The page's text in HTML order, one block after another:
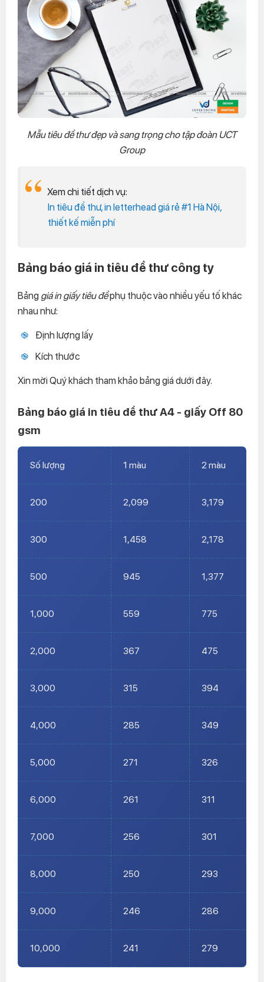
Mẫu tiêu đề thư đẹp và sang trọng cho tập đoàn UCT
Group
Xem chi tiết dịch vụ:
In tiêu đề thư, in letterhead giá rẻ #1 Hà Nội,
thiết kế miễn phí
Bảng báo giá in tiêu đề thư công ty
Bảng giá in giấy tiêu đềphụ thuộc vào nhiều yếu tố khác
nhau như:
Định lượng lấy
Kích thước
Xin mời Quý khách tham khảo bảng giá dưới đây.
Bảng báo giá in tiêu đề thư A4 - giấy Off 80
gsm
Số lượng 1 màu 2 màu
200 2,099 3,179
300 1,458 2,178
500 945 1,377
1,000 559 775
2,000 367 475
3,000 315 394
4,000 285 349
5,000 271 326
6,000 261 311
7,000 256 301
8,000 250 293
9,000 246 286
10,000 241 279